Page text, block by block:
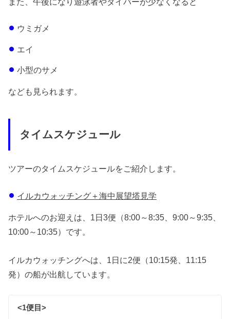
ウミガメ
エイ
小型のサメ
なども見られます。
タイムスケジュール
ツアーのタイムスケジュールをご紹介します。
イルカウォッチング＋海中展望塔見学
ホテルへのお迎えは、1日3便（8:00～8:35、9:00～9:35、
10:00～10:35）です。
イルカウォッチングへは、1日に2便（10:15発、11:15
発）の船が出航しています。
<1便目>